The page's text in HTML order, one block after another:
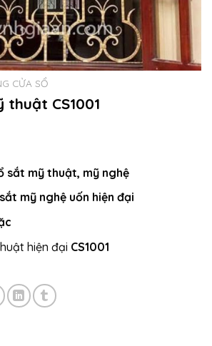
CỬA SỔ
thuật CS1001
sắt mỹ thuật, mỹ nghệ
mỹ nghệ uốn hiện đại
hiện đại CS1001